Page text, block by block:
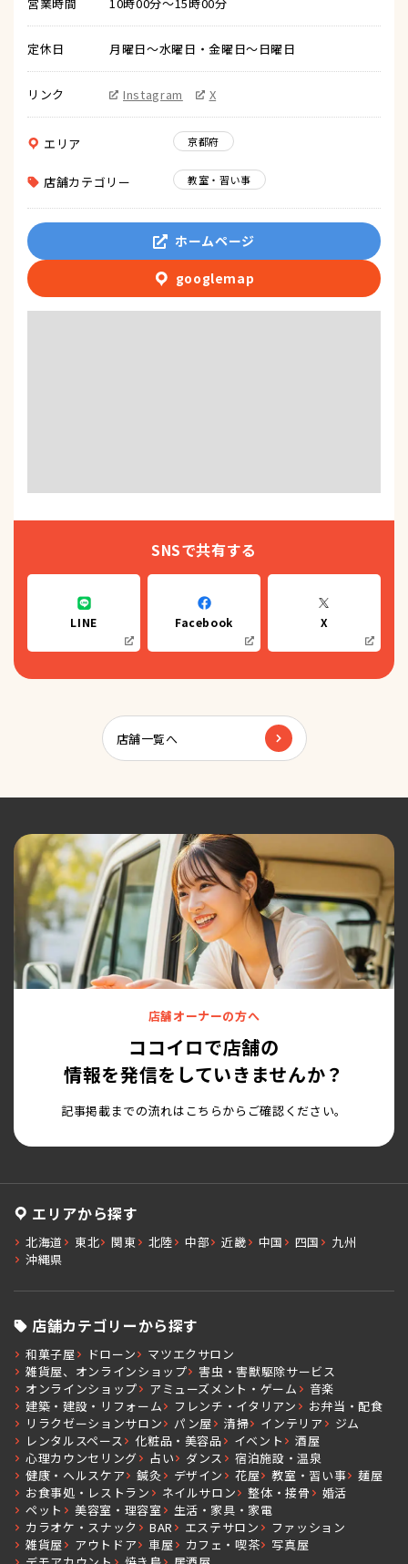
定休日 月曜日〜水曜日・金曜日〜日曜日
リンク Instagram X
エリア 京都府
店舗カテゴリー 教室・習い事
ホームページ
googlemap
SNSで共有する
LINE Facebook X
店舗一覧へ
店舗オーナーの方へ
ココイロで店舗の
情報を発信をしていきませんか？
記事掲載までの流れはこちらからご確認ください。
エリアから探す
北海道 東北 関東 北陸 中部 近畿 中国 四国
九州
沖縄県
店舗カテゴリーから探す
和菓子屋 ドローン
マツエクサロン
雑貨屋、オンラインショップ
害虫・害獣駆除サービス
オンラインショップ
アミューズメント・ゲーム
音楽
建築・建設・リフォーム
フレンチ・イタリアン
お弁当・配食
リラクゼーションサロン
パン屋 清掃 インテリア
ジム
レンタルスペース
化粧品・美容品 イベント
酒屋
心理カウンセリング
占い ダンス
宿泊施設・温泉
健康・ヘルスケア
鍼灸 デザイン 花屋 教室・習い事
麺屋
お食事処・レストラン
ネイルサロン 整体・接骨
婚活
ペット
美容室・理容室
生活・家具・家電
カラオケ・スナック
BAR エステサロン
ファッション
雑貨屋
アウトドア 車屋 カフェ・喫茶
写真屋